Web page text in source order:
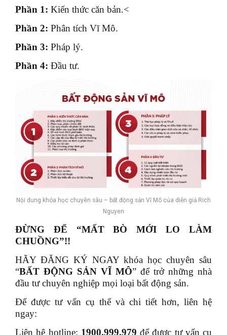
Phần 1: Kiến thức căn bản.<
Phần 2: Phân tích Vĩ Mô.
Phần 3: Pháp lý.
Phần 4: Đầu tư.
Nội dung khóa học chuyên sâu – bất động sản Vĩ Mô của diễn giả Rich
Nguyen
ĐỪNG ĐỂ “MẤT BÒ MỚI LO LÀM
CHUỒNG”!!
HÃY ĐĂNG KÝ NGAY khóa học chuyên sâu
“BẤT ĐỘNG SẢN VĨ MÔ” để trở những nhà
đầu tư chuyên nghiệp mọi loại bất động sản.
Để được tư vấn cụ thể và chi tiết hơn, liên hệ
ngay:
Liên hệ hotline: 1900.999.979 để được tư vấn cụ